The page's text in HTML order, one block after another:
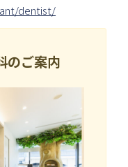
dentist/
のご案内